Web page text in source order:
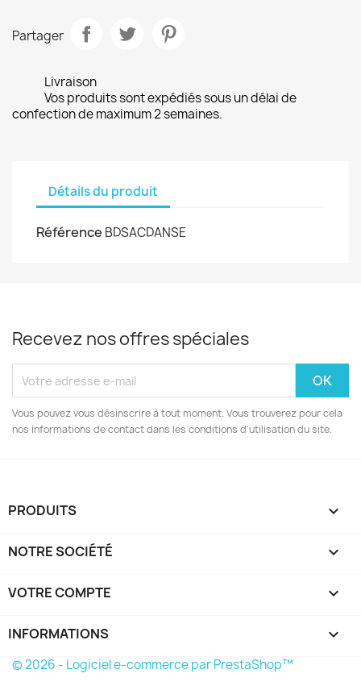
Partager
Livraison
Vos produits sont expédiés sous un délai de
confection de maximum 2 semaines.
Détails du produit
Référence BDSACDANSE
Recevez nos offres spéciales
Vous pouvez vous désinscrire à tout moment. Vous trouverez pour cela
nos informations de contact dans les conditions d'utilisation du site.
PRODUITS 
NOTRE SOCIÉTÉ 
VOTRE COMPTE 
INFORMATIONS keyboard_arrow_down
© 2026 - Logiciel e-commerce par PrestaShop™